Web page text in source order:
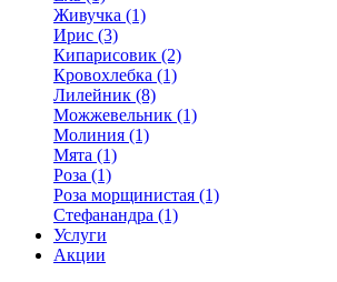
Живучка (1)
Ирис (3)
Кипарисовик (2)
Кровохлебка (1)
Лилейник (8)
Можжевельник (1)
Молиния (1)
Мята (1)
Роза (1)
Роза морщинистая (1)
Стефанандра (1)
Услуги
Акции